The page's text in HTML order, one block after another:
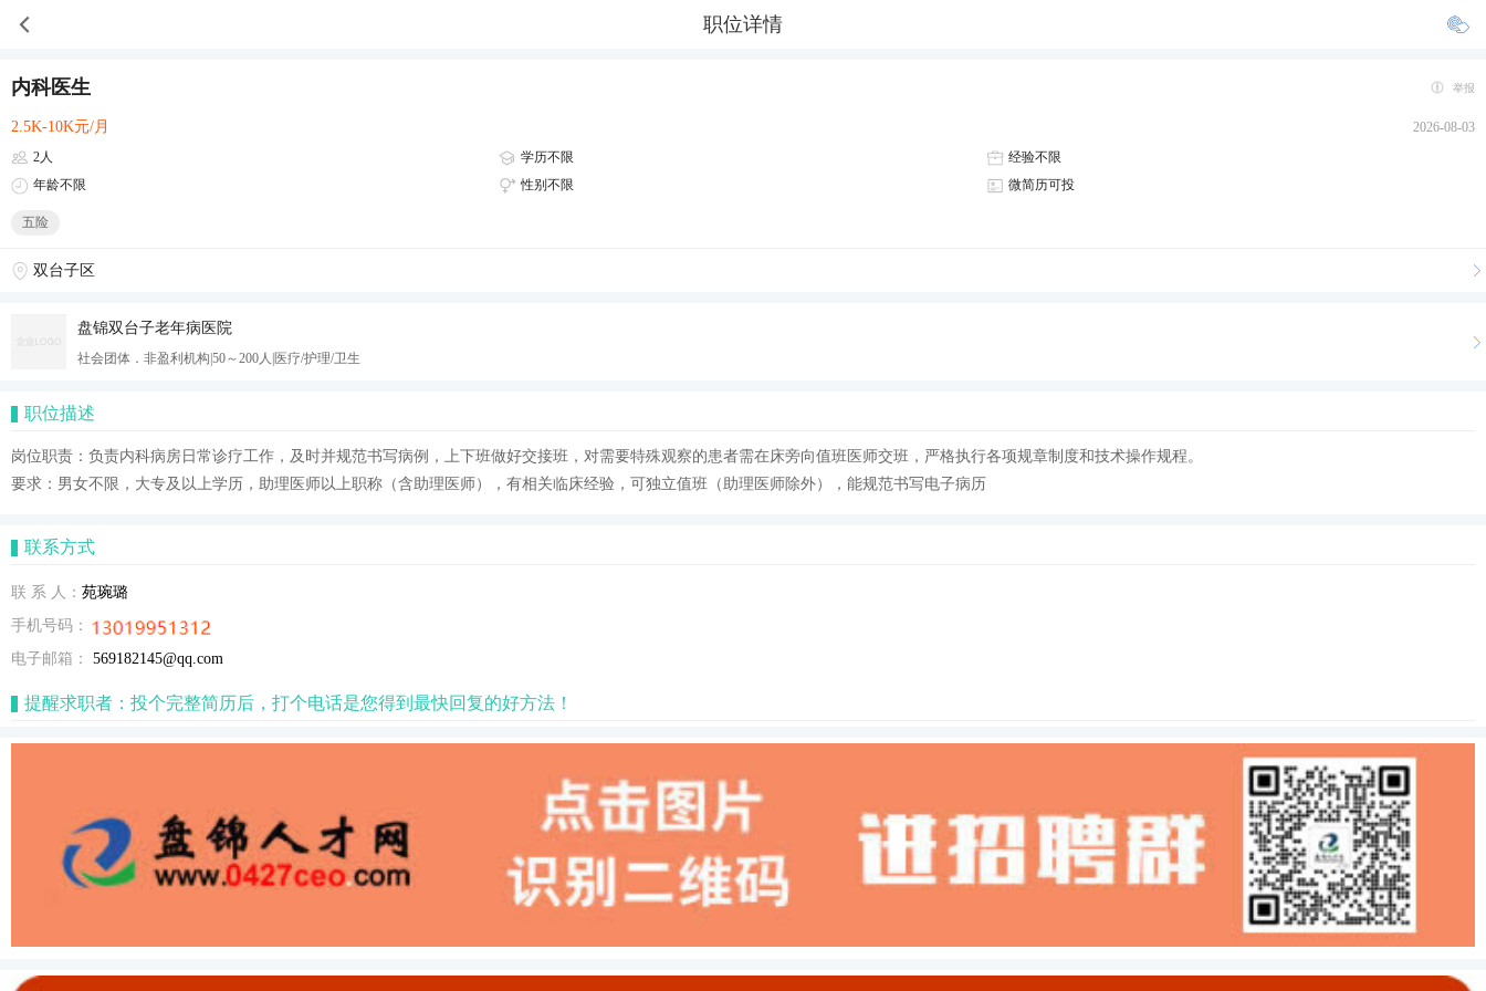
职位详情
内科医生 举报
2.5K-10K元/月
2026-08-03
2人
学历不限
经验不限
年龄不限
性别不限 微简历可投
五险
双台子区
盘锦双台子老年病医院
社会团体．非盈利机构|50～200人|医疗/护理/卫生
职位描述
岗位职责：负责内科病房日常诊疗工作，及时并规范书写病例，上下班做好交接班，对需要特殊观察的患者需在床旁向值班医师交班，严格执行各项规章制度和技术操作规程。
要求：男女不限，大专及以上学历，助理医师以上职称（含助理医师），有相关临床经验，可独立值班（助理医师除外），能规范书写电子病历
联系方式
联 系 人： 苑琬璐
手机号码：
电子邮箱：
569182145@qq.com
提醒求职者：投个完整简历后，打个电话是您得到最快回复的好方法！